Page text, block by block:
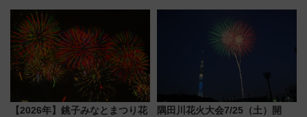
募集も実施
【2026年】銚子みなとまつり花
隅田川花火大会7/25（土）開